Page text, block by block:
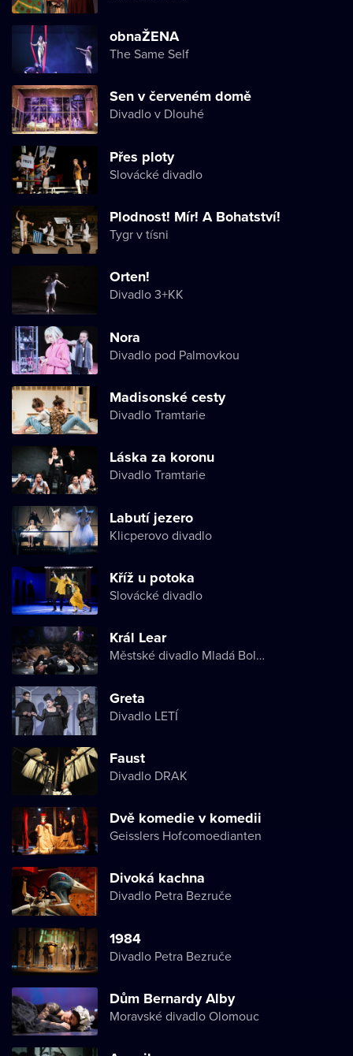
obnaŽENA
The Same Self
Sen v červeném domě
Divadlo v Dlouhé
Přes ploty
Slovácké divadlo
Plodnost! Mír! A Bohatství!
Tygr v tísni
Orten!
Divadlo 3+KK
Nora
Divadlo pod Palmovkou
Madisonské cesty
Divadlo Tramtarie
Láska za koronu
Divadlo Tramtarie
Labutí jezero
Klicperovo divadlo
Kříž u potoka
Slovácké divadlo
Král Lear
Městské divadlo Mladá Boleslav
Greta
Divadlo LETÍ
Faust
Divadlo DRAK
Dvě komedie v komedii
Geisslers Hofcomoedianten
Divoká kachna
Divadlo Petra Bezruče
1984
Divadlo Petra Bezruče
Dům Bernardy Alby
Moravské divadlo Olomouc